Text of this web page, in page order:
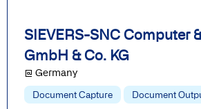
SIEVERS-SNC Computer
GmbH & Co. KG
@ Germany
Document Capture Document